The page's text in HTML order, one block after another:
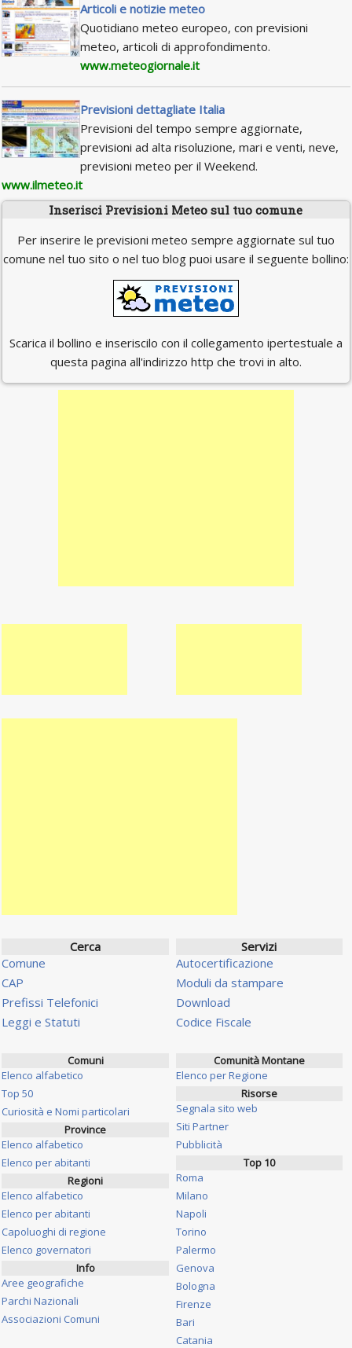
Articoli e notizie meteo
Quotidiano meteo europeo, con previsioni
meteo, articoli di approfondimento.
www.meteogiornale.it
Previsioni dettagliate Italia
Previsioni del tempo sempre aggiornate,
previsioni ad alta risoluzione, mari e venti, neve,
previsioni meteo per il Weekend.
www.ilmeteo.it
Inserisci Previsioni Meteo sul tuo comune
Per inserire le previsioni meteo sempre aggiornate sul tuo
comune nel tuo sito o nel tuo blog puoi usare il seguente bollino:
Scarica il bollino e inseriscilo con il collegamento ipertestuale a
questa pagina all'indirizzo http che trovi in alto.
Cerca
Comune
CAP
Prefissi Telefonici
Leggi e Statuti
Servizi
Autocertificazione
Moduli da stampare
Download
Codice Fiscale
Comuni
Elenco alfabetico
Top 50
Curiosità e Nomi particolari
Province
Elenco alfabetico
Elenco per abitanti
Regioni
Elenco alfabetico
Elenco per abitanti
Capoluoghi di regione
Elenco governatori
Info
Aree geografiche
Parchi Nazionali
Associazioni Comuni
Comunità Montane
Elenco per Regione
Risorse
Segnala sito web
Siti Partner
Pubblicità
Top 10
Roma
Milano
Napoli
Torino
Palermo
Genova
Bologna
Firenze
Bari
Catania